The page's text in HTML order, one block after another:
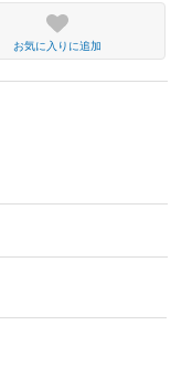
お気に入りに追加